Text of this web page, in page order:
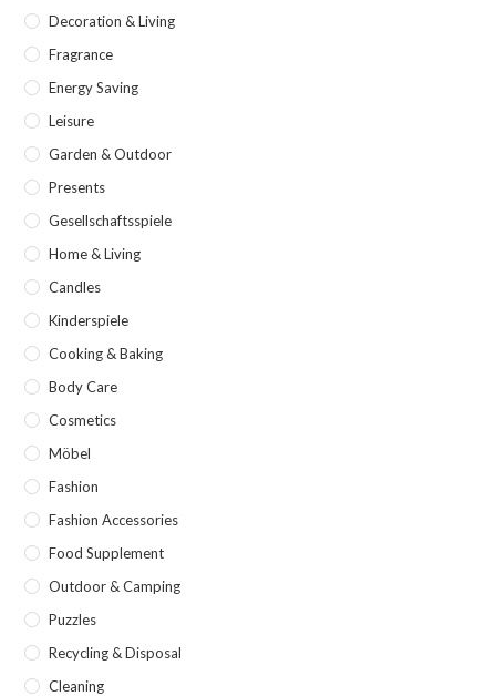
Decoration & Living
Fragrance
Energy Saving
Leisure
Garden & Outdoor
Presents
Gesellschaftsspiele
Home & Living
Candles
Kinderspiele
Cooking & Baking
Body Care
Cosmetics
Möbel
Fashion
Fashion Accessories
Food Supplement
Outdoor & Camping
Puzzles
Recycling & Disposal
Cleaning